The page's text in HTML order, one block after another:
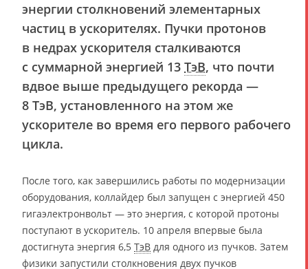
энергии столкновений элементарных
частиц в ускорителях. Пучки протонов
в недрах ускорителя сталкиваются
с суммарной энергией 13 ТэВ, что почти
вдвое выше предыдущего рекорда —
8 ТэВ, установленного на этом же
ускорителе во время его первого рабочего
цикла.
После того, как завершились работы по модернизации
оборудования, коллайдер был запущен с энергией 450
гигаэлектронвольт — это энергия, с которой протоны
поступают в ускоритель. 10 апреля впервые была
достигнута энергия 6,5 ТэВ для одного из пучков. Затем
физики запустили столкновения двух пучков